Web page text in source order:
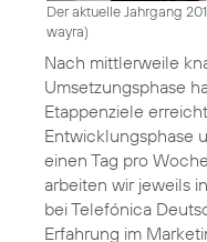
Der aktuelle Jahrgang
wayra)
Nach mittlerweile
Umsetzungsphase
Etappenziele
Entwicklungsphase
einen Tag pro
arbeiten wir jeweils
bei Telefónica
Erfahrung im